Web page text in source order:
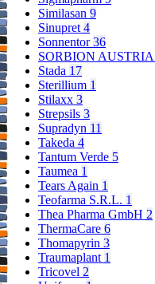
Similasan 9
Sinupret4
Sonnentor36
SORBION AUSTRIA
Stada 17
Sterillium 1
Stilaxx 3
Strepsils 3
Supradyn 11
Takeda 4
Tantum Verde 5
Taumea 1
Tears Again 1
Teofarma S.R.L. 1
Thea Pharma GmbH 2
ThermaCare 6
Thomapyrin 3
Traumaplant 1
Tricovel 2